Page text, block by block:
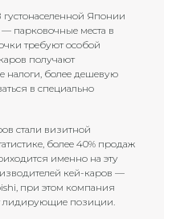
Японии
парковочные места в
требуют особой
получают
налоги, более дешевую
в специально
стали визитной
более 40% продаж
именно на эту
кей-каров —
при этом компания
лидирующие позиции.